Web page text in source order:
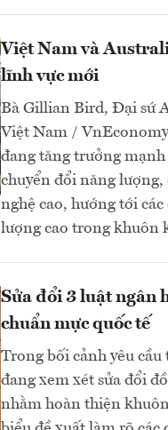
Việt Nam và
lĩnh vực mới
Bà Gillian Bird, Đại sứ
Việt Nam /
đang tăng trưởng
chuyển đổi năng lượng,
nghệ cao, hướng tới
lượng cao trong khuôn
Sửa đổi 3 luật ngân
chuẩn mực quốc tế
Trong bối cảnh yêu
đang xem xét sửa đổi
nhằm hoàn thiện